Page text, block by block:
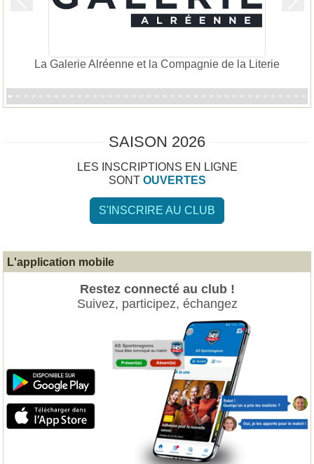
La Galerie Alréenne et la Compagnie de la Literie
Précedent
SAISON 2026
LES INSCRIPTIONS EN LIGNE
SONT OUVERTES
S'INSCRIRE AU CLUB
L'application mobile
Restez connecté au club !
Suivez, participez, échangez